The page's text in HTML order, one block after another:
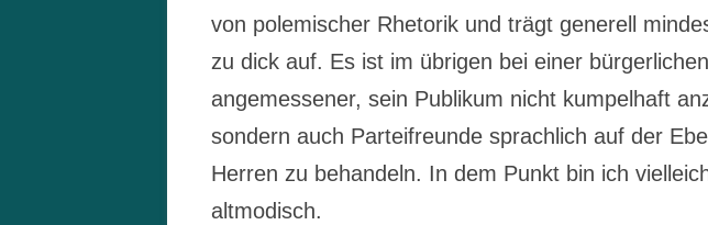
von polemischer Rhetorik und trägt generell
zu dick auf. Es ist im übrigen bei einer
angemessener, sein Publikum nicht kumpelhaft
sondern auch Parteifreunde sprachlich auf der
Herren zu behandeln. In dem Punkt bin ich
altmodisch.